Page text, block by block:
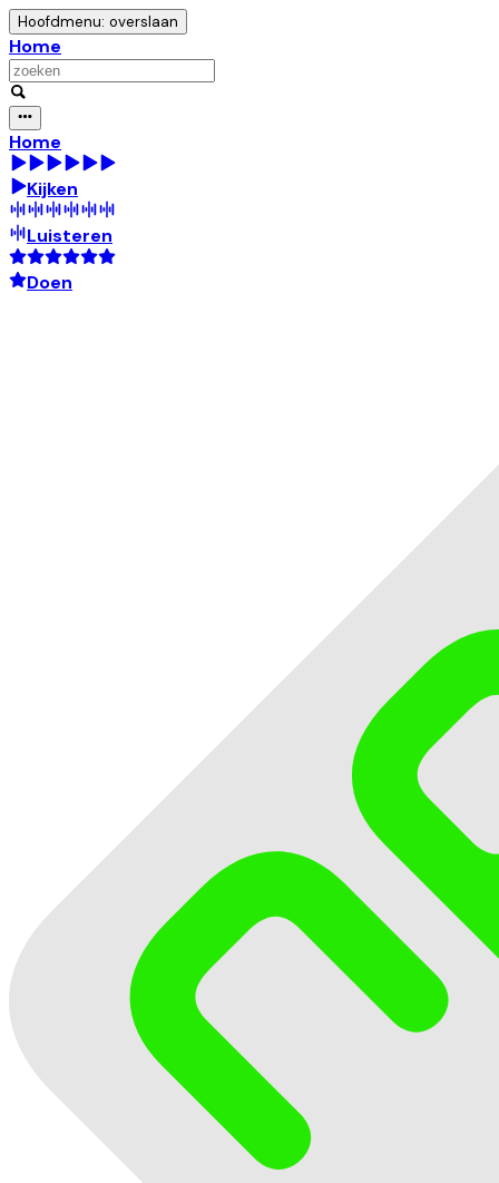
Hoofdmenu: overslaan
Home
Home
Kijken
Luisteren
Doen